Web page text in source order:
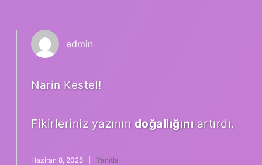
admin
Narin Kestel!
Fikirleriniz yazının doğallığınıartırdı.
Haziran 8, 2025 Yanıtla